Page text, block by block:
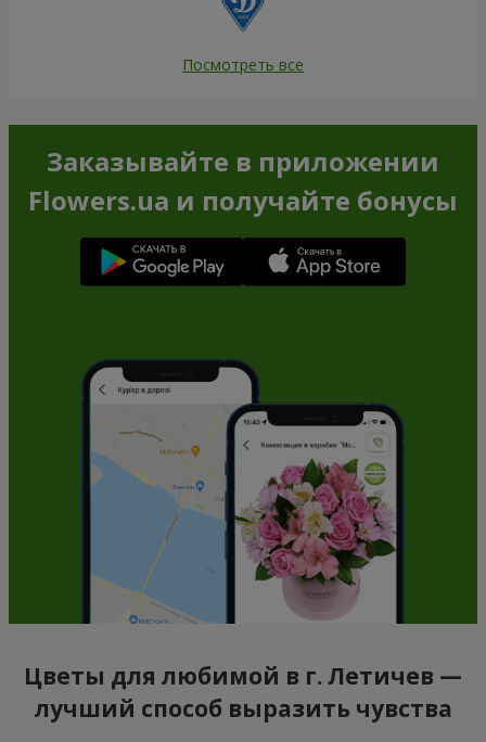
Посмотреть все
Заказывайте в приложении
Flowers.ua и получайте бонусы
Цветы для любимой в г. Летичев —
лучший способ выразить чувства